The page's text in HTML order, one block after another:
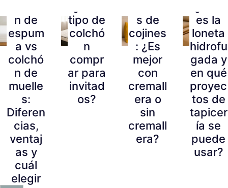
n de
espum
a vs
colchó
n de
muelle
s:
Diferen
cias,
ventaj
as y
cuál
elegir
tipo de
colchó
n
compr
ar para
invitad
os?
s de
cojines
: ¿Es
mejor
con
cremall
era o
sin
cremall
era?
es la
loneta
hidrofu
gada y
en qué
proyec
tos de
tapicer
ía se
puede
usar?